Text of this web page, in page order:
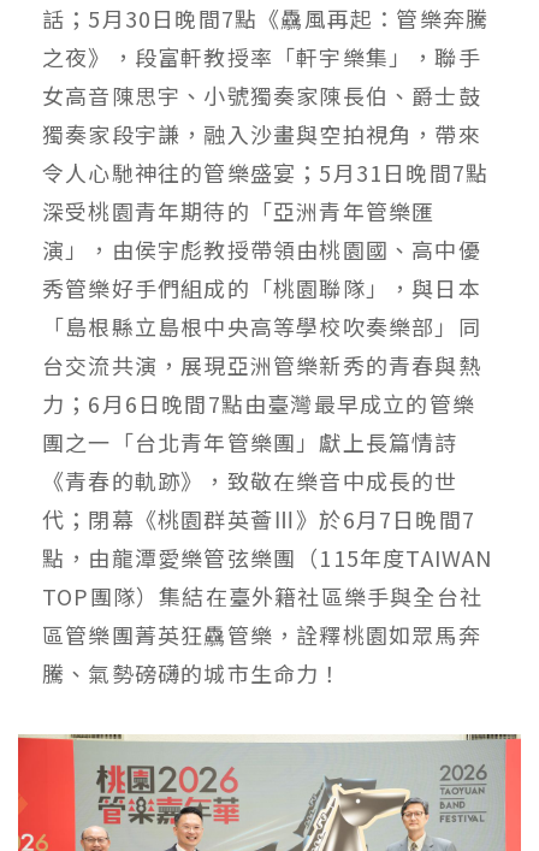
話；5月30日晚間7點《驫風再起：管樂奔騰
之夜》，段富軒教授率「軒宇樂集」，聯手
女高音陳思宇、小號獨奏家陳長伯、爵士鼓
獨奏家段宇謙，融入沙畫與空拍視角，帶來
令人心馳神往的管樂盛宴；5月31日晚間7點
深受桃園青年期待的「亞洲青年管樂匯
演」，由侯宇彪教授帶領由桃園國、高中優
秀管樂好手們組成的「桃園聯隊」，與日本
「島根縣立島根中央高等學校吹奏樂部」同
台交流共演，展現亞洲管樂新秀的青春與熱
力；6月6日晚間7點由臺灣最早成立的管樂
團之一「台北青年管樂團」獻上長篇情詩
《青春的軌跡》，致敬在樂音中成長的世
代；閉幕《桃園群英薈Ⅲ》於6月7日晚間7
點，由龍潭愛樂管弦樂團（115年度TAIWAN
TOP團隊）集結在臺外籍社區樂手與全台社
區管樂團菁英狂驫管樂，詮釋桃園如眾馬奔
騰、氣勢磅礴的城市生命力！